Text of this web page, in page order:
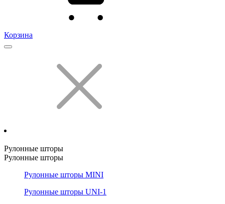
Корзина
Рулонные шторы
Рулонные шторы
Рулонные шторы MINI
Рулонные шторы UNI-1